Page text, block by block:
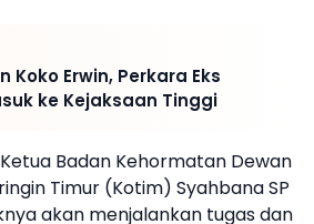
Erwin, Perkara Eks
ke Kejaksaan Tinggi
Badan Kehormatan Dewan
Timur (Kotim) Syahbana SP
akan menjalankan tugas dan